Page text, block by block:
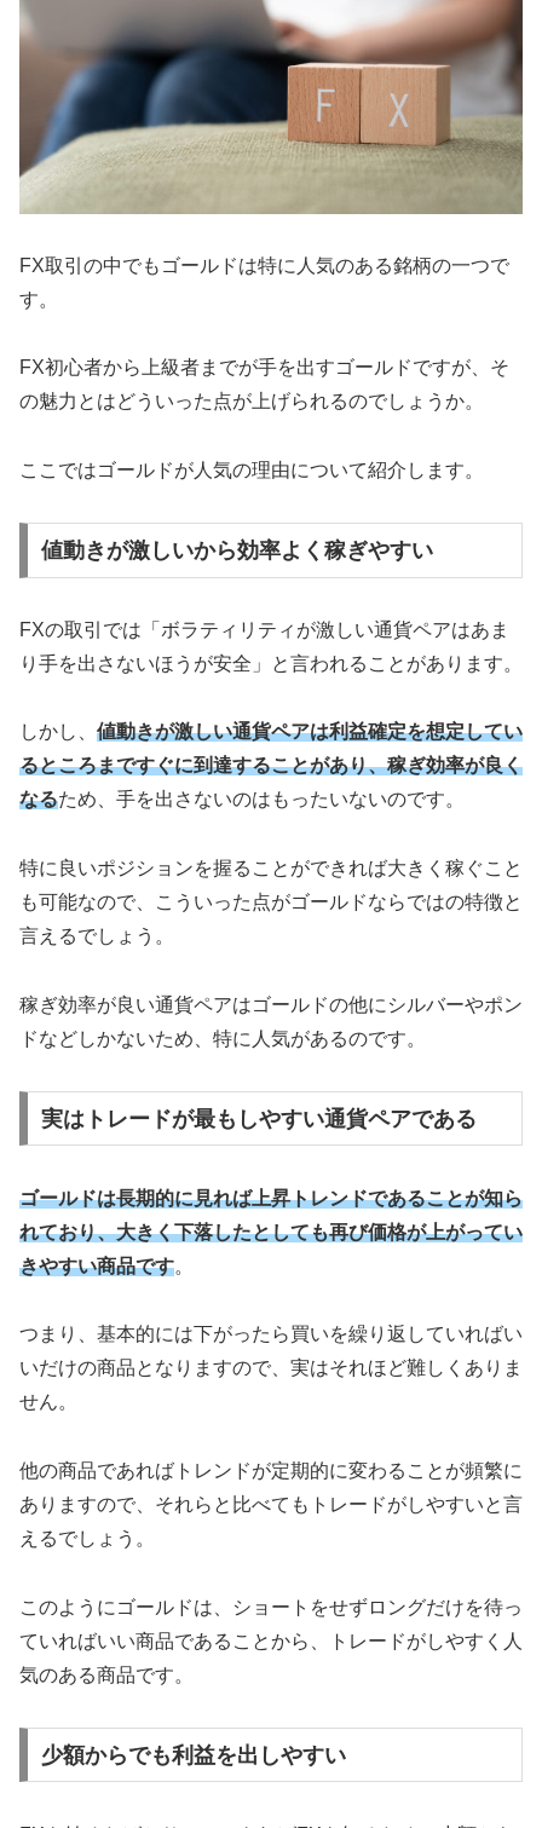
FX取引の中でもゴールドは特に人気のある銘柄の一つで
す。
FX初心者から上級者までが手を出すゴールドですが、そ
の魅力とはどういった点が上げられるのでしょうか。
ここではゴールドが人気の理由について紹介します。
値動きが激しいから効率よく稼ぎやすい
FXの取引では「ボラティリティが激しい通貨ペアはあま
り手を出さないほうが安全」と言われることがあります。
しかし、 値動きが激しい通貨ペアは利益確定を想定してい
るところまですぐに到達することがあり、稼ぎ効率が良く
なるため、手を出さないのはもったいないのです。
特に良いポジションを握ることができれば大きく稼ぐこと
も可能なので、こういった点がゴールドならではの特徴と
言えるでしょう。
稼ぎ効率が良い通貨ペアはゴールドの他にシルバーやポン
ドなどしかないため、特に人気があるのです。
実はトレードが最もしやすい通貨ペアである
ゴールドは長期的に見れば上昇トレンドであることが知ら
れており、大きく下落したとしても再び価格が上がってい
きやすい商品です。
つまり、基本的には下がったら買いを繰り返していればい
いだけの商品となりますので、実はそれほど難しくありま
せん。
他の商品であればトレンドが定期的に変わることが頻繁に
ありますので、それらと比べてもトレードがしやすいと言
えるでしょう。
このようにゴールドは、ショートをせずロングだけを待っ
ていればいい商品であることから、トレードがしやすく人
気のある商品です。
少額からでも利益を出しやすい